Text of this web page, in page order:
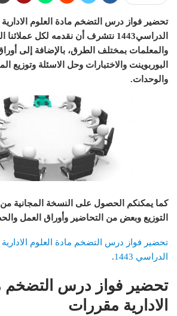
تحضير فواز درس التضخم مادة العلوم
الدراسي1443 نتشرف أن نقدمه لكل
والمعلمات بمختلف الطرق، بالإضافة إلى
البوربوينت والاختبارات وحل الاسئلة وتوزيع
والوحدات.
كما يمكنكم الحصول على النسخة المجانية
التوزيع وبعض من التحاضير وأوراق العمل
تحضير فواز درس التضخم مادة العلوم
الدراسي 1443
.
تحضير فواز درس التضخم
الادارية مقررات